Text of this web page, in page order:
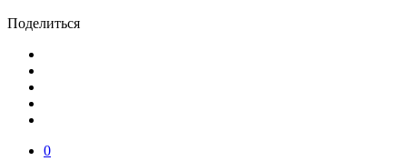
Поделиться
0